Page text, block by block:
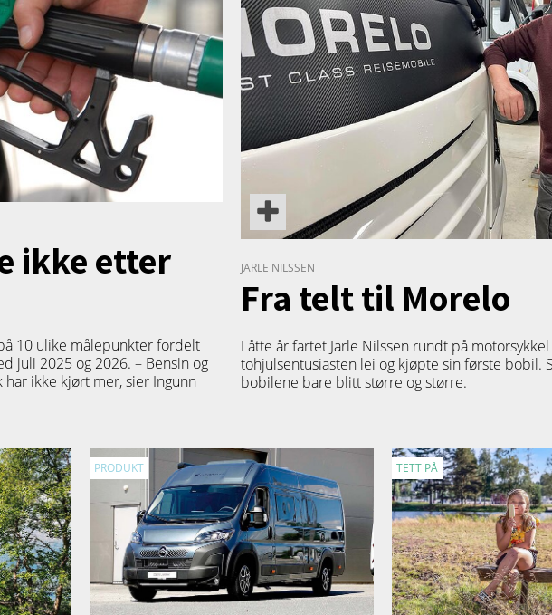
ikke etter
10 ulike målepunkter fordelt
juli 2025 og 2026. – Bensin og
ikke kjørt mer, sier Ingunn
JARLE NILSSEN
Fra telt til Morelo
I åtte år fartet Jarle Nilssen rundt på
tohjulsentusiasten lei og kjøpte sin første bobil.
bobilene bare blitt større og større.
PRODUKT TETT PÅ